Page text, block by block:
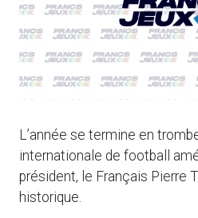
L’année se termine en
internationale de football
président, le Français Pierre
historique.